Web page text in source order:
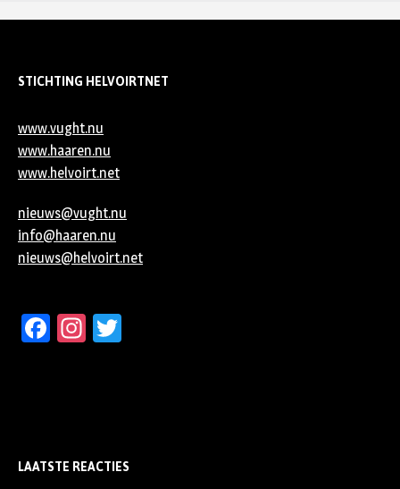
STICHTING HELVOIRTNET
www.vught.nu
www.haaren.nu
www.helvoirt.net
nieuws@vught.nu
info@haaren.nu
nieuws@helvoirt.net
Facebook
Instagram
LAATSTE REACTIES